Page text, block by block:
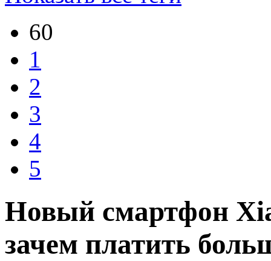
60
1
2
3
4
5
Новый смартфон
зачем платить